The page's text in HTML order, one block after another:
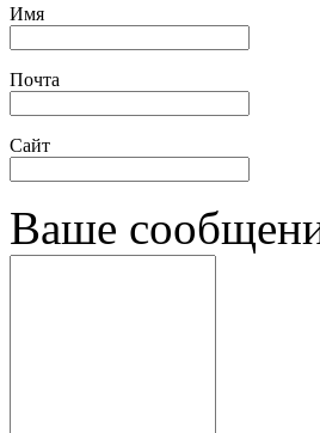
Имя
Почта
Сайт
Ваше